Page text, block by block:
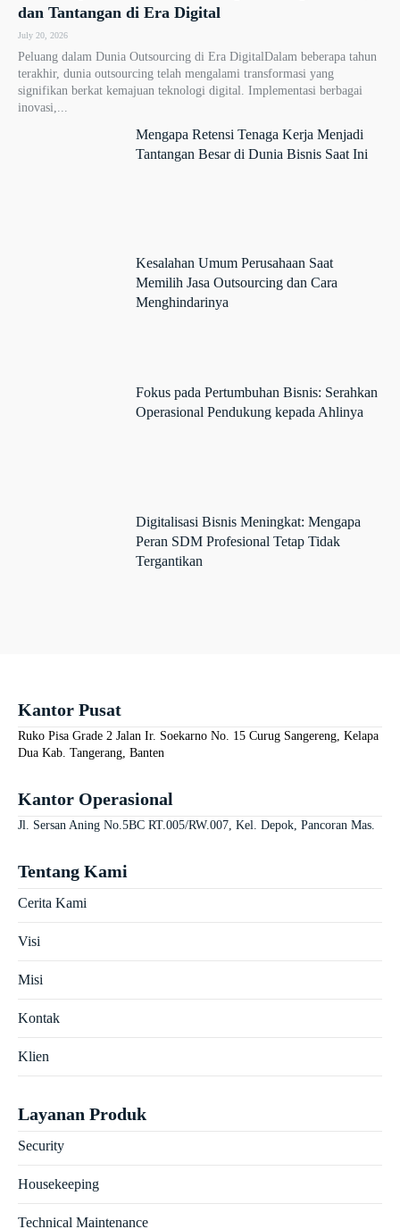
dan Tantangan di Era Digital
July 20, 2026
Peluang dalam Dunia Outsourcing di Era DigitalDalam beberapa tahun
terakhir, dunia outsourcing telah mengalami transformasi yang
signifikan berkat kemajuan teknologi digital. Implementasi berbagai
inovasi,...
Mengapa Retensi Tenaga Kerja Menjadi
Tantangan Besar di Dunia Bisnis Saat Ini
Kesalahan Umum Perusahaan Saat
Memilih Jasa Outsourcing dan Cara
Menghindarinya
Fokus pada Pertumbuhan Bisnis: Serahkan
Operasional Pendukung kepada Ahlinya
Digitalisasi Bisnis Meningkat: Mengapa
Peran SDM Profesional Tetap Tidak
Tergantikan
Kantor Pusat
Ruko Pisa Grade 2 Jalan Ir. Soekarno No. 15 Curug Sangereng, Kelapa
Dua Kab. Tangerang, Banten
Kantor Operasional
Jl. Sersan Aning No.5BC RT.005/RW.007, Kel. Depok, Pancoran Mas.
Tentang Kami
Cerita Kami
Visi
Misi
Kontak
Klien
Layanan Produk
Security
Housekeeping
Technical Maintenance